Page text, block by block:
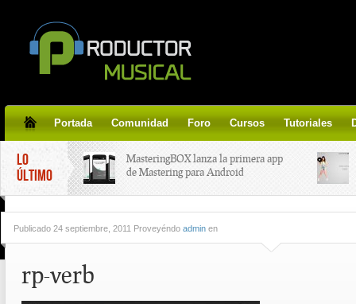
Portada Comunidad Foro Cursos Tutoriales
LO
ÚLTIMO
MasteringBOX lanza la primera app
de Mastering para Android
line gratis!
Publicado 24 septiembre, 2011 Proveyéndo admin en
rp-verb